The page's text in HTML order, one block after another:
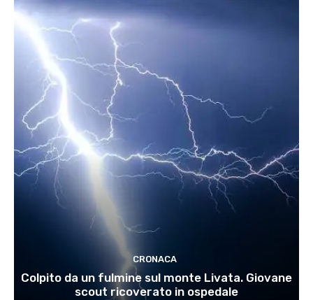
CRONACA
Colpito da un fulmine sul monte Livata. Giovane
scout ricoverato in ospedale